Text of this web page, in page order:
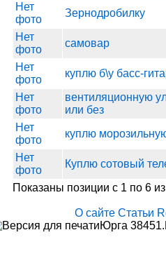
Нет
фото
Зернодробилку
Нет
фото
самовар
Нет
фото
куплю б\у басс-
Нет
фото
вентиляционную
или без
Нет
фото
куплю
Нет
фото
Куплю сотовый
Показаны позиции с 1 по 6
О сайте Статьи
Юрга